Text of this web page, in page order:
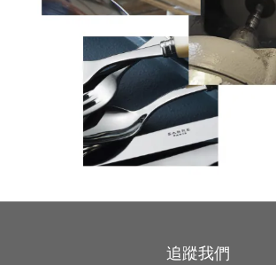
追蹤我們